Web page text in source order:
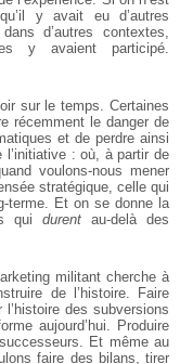
y avait eu d’autres
d’autres contextes,
y avaient participé.
sur le temps. Certaines
récemment le danger de
et de perdre ainsi
l’initiative : où, à partir de
voulons-nous mener
stratégique, celle qui
terme. Et on se donne la
quidurent au-delà des
militant cherche à
de l’histoire. Faire
des subversions
aujourd’hui. Produire
Et même au
faire des bilans, tirer